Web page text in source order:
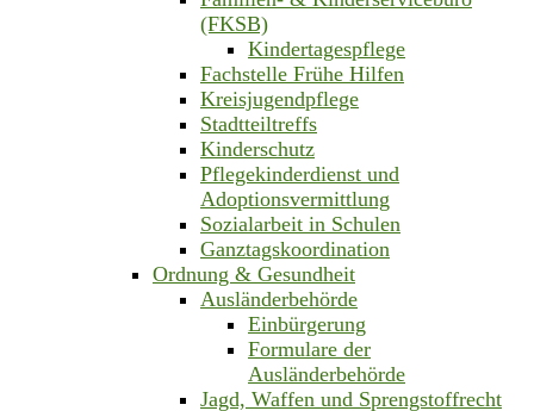
(FKSB)
Kindertagespflege
Fachstelle Frühe Hilfen
Kreisjugendpflege
Stadtteiltreffs
Kinderschutz
Pflegekinderdienst und
Adoptionsvermittlung
Sozialarbeit in Schulen
Ganztagskoordination
Ordnung & Gesundheit
Ausländerbehörde
Einbürgerung
Formulare der
Ausländerbehörde
Jagd, Waffen und Sprengstoffrecht